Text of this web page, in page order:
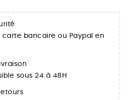
carte bancaire ou Paypal en
sous 24 à 48H